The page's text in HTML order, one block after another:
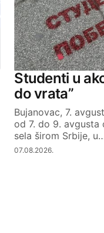
Studenti u
do vrata”
Bujanovac, 7.
od 7. do 9.
sela širom Srbije,
07.08.2026.